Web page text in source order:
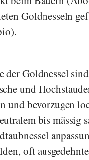
Goldnesseln
der Goldnessel
und
und bevorzugen
bis mässig
oft